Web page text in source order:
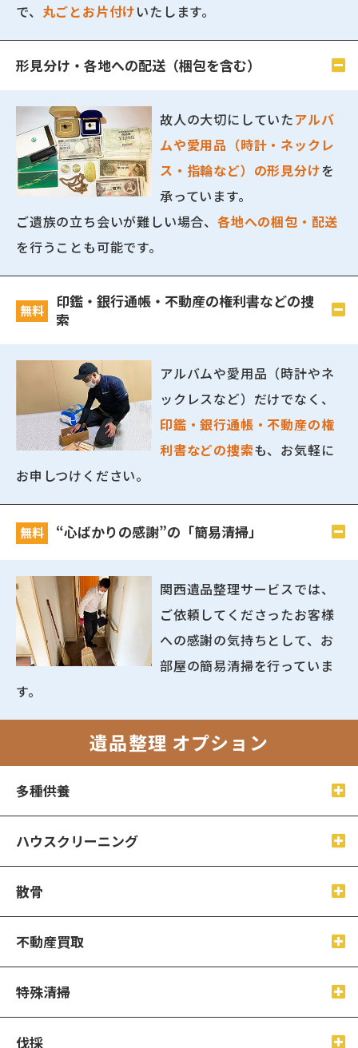
で、 丸ごとお片付けいたします。
形見分け・各地への配送（梱包を含む）
故人の大切にしていたアルバ
ムや愛用品（時計・ネックレ
ス・指輪など）の形見分けを
承っています。
ご遺族の立ち会いが難しい場合、各地への梱包・配送
を行うことも可能です。
無料
印鑑・銀行通帳・不動産の権利書などの捜
索
アルバムや愛用品（時計やネ
ックレスなど）だけでなく、
印鑑・銀行通帳・不動産の権
利書などの捜索も、お気軽に
お申しつけください。
無料 “心ばかりの感謝”の「簡易清掃」
関西遺品整理サービスでは、
ご依頼してくださったお客様
への感謝の気持ちとして、お
部屋の簡易清掃を行っていま
す。
遺品整理 オプション
多種供養
ハウスクリーニング
散骨
不動産買取
特殊清掃
伐採